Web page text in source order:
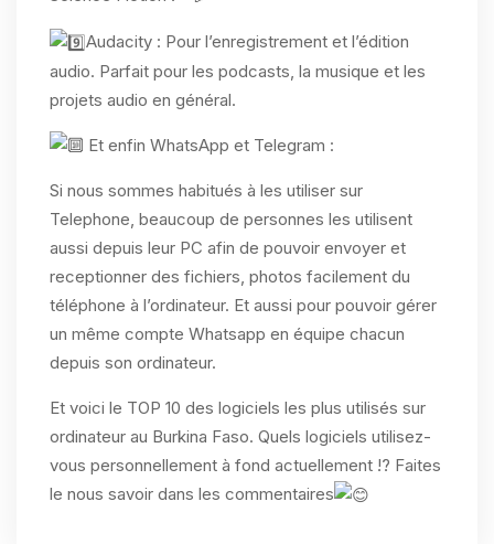
Audacity : Pour l’enregistrement et l’édition
audio. Parfait pour les podcasts, la musique et les
projets audio en général.
Et enfin WhatsApp et Telegram :
Si nous sommes habitués à les utiliser sur
Telephone, beaucoup de personnes les utilisent
aussi depuis leur PC afin de pouvoir envoyer et
receptionner des fichiers, photos facilement du
téléphone à l’ordinateur. Et aussi pour pouvoir gérer
un même compte Whatsapp en équipe chacun
depuis son ordinateur.
Et voici le TOP 10 des logiciels les plus utilisés sur
ordinateur au Burkina Faso. Quels logiciels utilisez-
vous personnellement à fond actuellement !? Faites
le nous savoir dans les commentaires